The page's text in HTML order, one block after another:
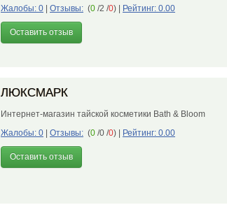
Жалобы: 0
Отзывы: (0 /2 /0) Рейтинг: 0.00
Оставить отзыв
ЛЮКСМАРК
Интернет-магазин тайской косметики Bath & Bloom
Жалобы: 0
Отзывы: (0 /0 /0) Рейтинг: 0.00
Оставить отзыв